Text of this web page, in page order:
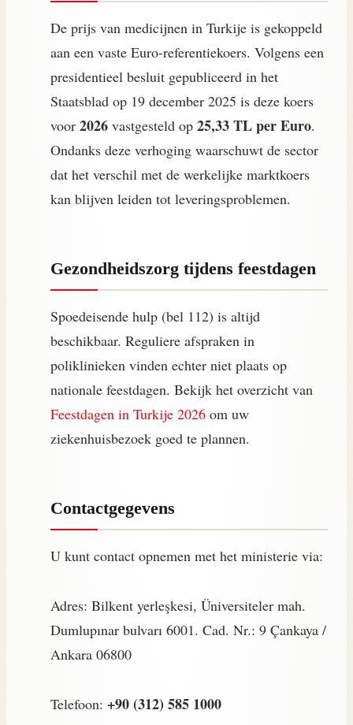
De prijs van medicijnen in Turkije is gekoppeld
aan een vaste Euro-referentiekoers. Volgens een
presidentieel besluit gepubliceerd in het
Staatsblad op 19 december 2025 is deze koers
voor 2026 vastgesteld op 25,33 TL per Euro.
Ondanks deze verhoging waarschuwt de sector
dat het verschil met de werkelijke marktkoers
kan blijven leiden tot leveringsproblemen.
Gezondheidszorg tijdens feestdagen
Spoedeisende hulp (bel 112) is altijd
beschikbaar. Reguliere afspraken in
poliklinieken vinden echter niet plaats op
nationale feestdagen. Bekijk het overzicht van
Feestdagen in Turkije 2026 om uw
ziekenhuisbezoek goed te plannen.
Contactgegevens
U kunt contact opnemen met het ministerie via:
Adres: Bilkent yerleşkesi, Üniversiteler mah.
Dumlupınar bulvarı 6001. Cad. Nr.: 9 Çankaya /
Ankara 06800
Telefoon: +90 (312) 585 1000